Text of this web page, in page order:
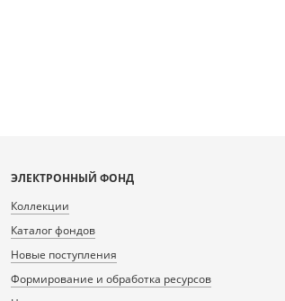
ЭЛЕКТРОННЫЙ ФОНД
Коллекции
Каталог фондов
Новые поступления
Формирование и обработка ресурсов